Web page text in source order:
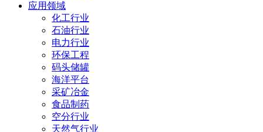
应用领域
化工行业
石油行业
电力行业
环保工程
码头储罐
海洋平台
采矿冶金
食品制药
空分行业
天然气行业